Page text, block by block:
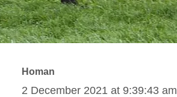
Homan
2 December 2021 at 9:39:43 am